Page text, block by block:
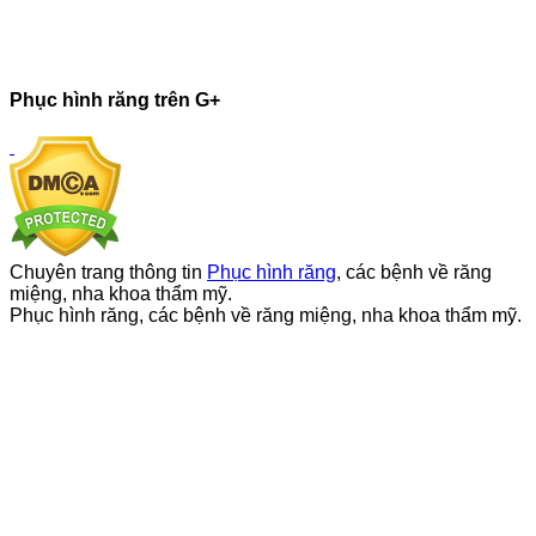
Phục hình răng trên G+
Chuyên trang thông tin Phục hình răng, các bệnh về răng
miệng, nha khoa thẩm mỹ.
Phục hình răng, các bệnh về răng miệng, nha khoa thẩm mỹ.